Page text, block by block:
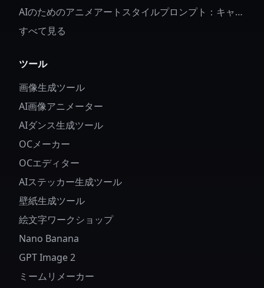
アイデア
AIのためのアニメアートスタイルプロンプト：キャラ
クターの詳細とスタイルを制御する方法
すべて見る
ツール
画像生成ツール
AI画像アニメーター
AIダンス生成ツール
OCメーカー
OCエディター
AIステッカー生成ツール
壁紙生成ツール
絵文字ワークショップ
Nano Banana
GPT Image 2
ミームリメーカー